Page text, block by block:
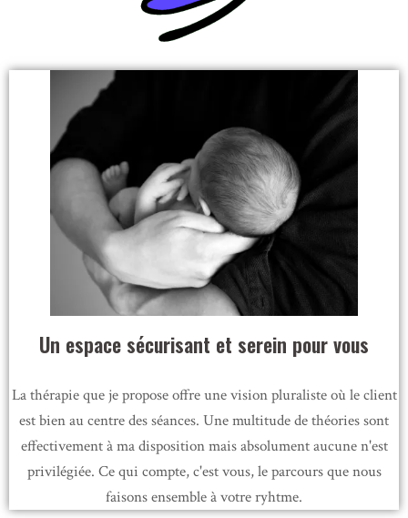
Un espace sécurisant et serein pour vous
La thérapie que je propose offre une vision pluraliste où le client
est bien au centre des séances. Une multitude de théories sont
effectivement à ma disposition mais absolument aucune n'est
privilégiée. Ce qui compte, c'est vous, le parcours que nous
faisons ensemble à votre ryhtme.